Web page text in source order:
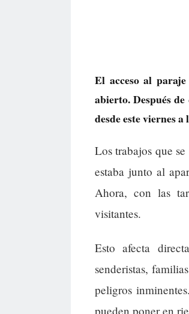
El acceso al
abierto. Después
desde este viernes
Los trabajos que
estaba junto al
Ahora, con las
visitantes.
Esto afecta
senderistas,
peligros
pueden poner en